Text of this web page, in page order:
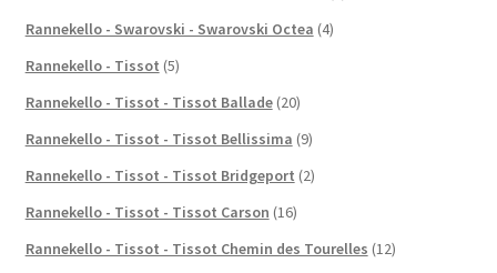
Rannekello - Swarovski - Swarovski Octea (4)
Rannekello - Tissot (5)
Rannekello - Tissot - Tissot Ballade (20)
Rannekello - Tissot - Tissot Bellissima (9)
Rannekello - Tissot - Tissot Bridgeport (2)
Rannekello - Tissot - Tissot Carson (16)
Rannekello - Tissot - Tissot Chemin des Tourelles (12)